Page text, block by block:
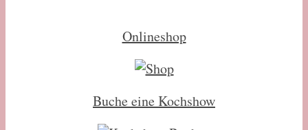
Onlineshop
Buche eine Kochshow